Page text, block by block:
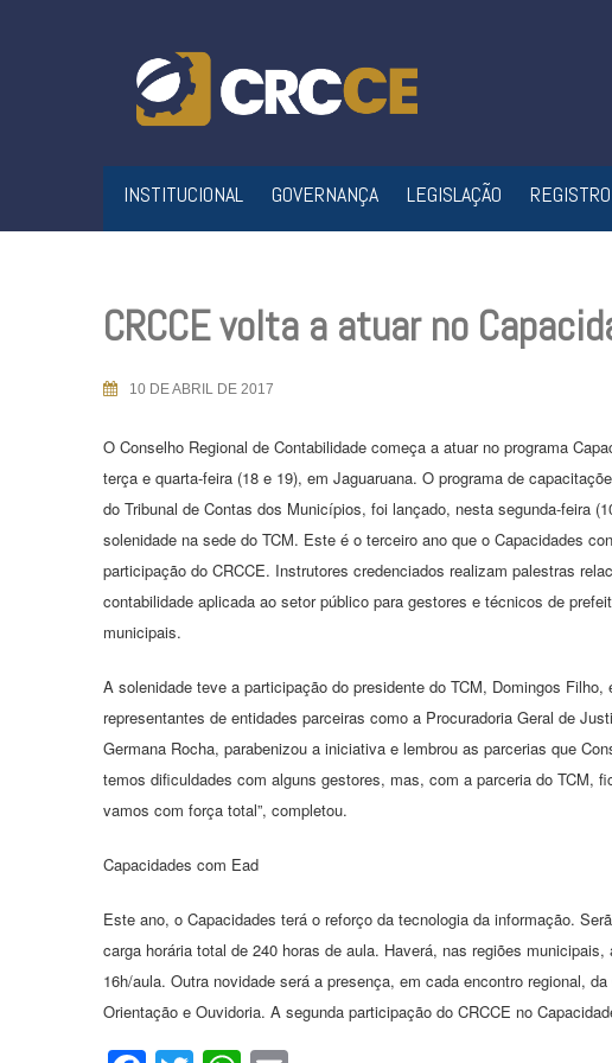
INSTITUCIONAL GOVERNANÇA LEGISLAÇÃO REGISTRO
CRCCE volta a atuar no
10 DE ABRIL DE 2017
O Conselho Regional de Contabilidade começa a atuar no programa
terça e quarta-feira (18 e 19), em Jaguaruana. O programa de
do Tribunal de Contas dos Municípios, foi lançado, nesta segunda-feira
solenidade na sede do TCM. Este é o terceiro ano que o Capacidades
participação do CRCCE. Instrutores credenciados realizam palestras
contabilidade aplicada ao setor público para gestores e técnicos de
municipais.
A solenidade teve a participação do presidente do TCM, Domingos Filho,
representantes de entidades parceiras como a Procuradoria Geral de
Germana Rocha, parabenizou a iniciativa e lembrou as parcerias que
temos dificuldades com alguns gestores, mas, com a parceria do TCM,
vamos com força total”, completou.
Capacidades com Ead
Este ano, o Capacidades terá o reforço da tecnologia da informação.
carga horária total de 240 horas de aula. Haverá, nas regiões
16h/aula. Outra novidade será a presença, em cada encontro regional,
Orientação e Ouvidoria. A segunda participação do CRCCE no